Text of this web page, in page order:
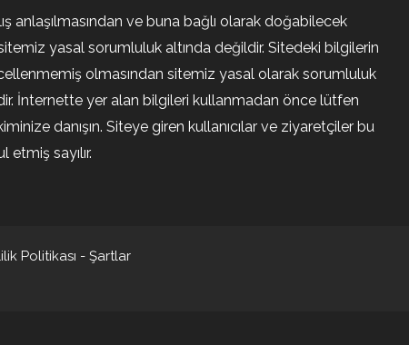
anlaşılmasından ve buna bağlı olarak doğabilecek
yasal sorumluluk altında değildir. Sitedeki bilgilerin
olmasından sitemiz yasal olarak sorumluluk
İnternette yer alan bilgileri kullanmadan önce lütfen
danışın. Siteye giren kullanıcılar ve ziyaretçiler bu
etmiş sayılır.
Politikası - Şartlar